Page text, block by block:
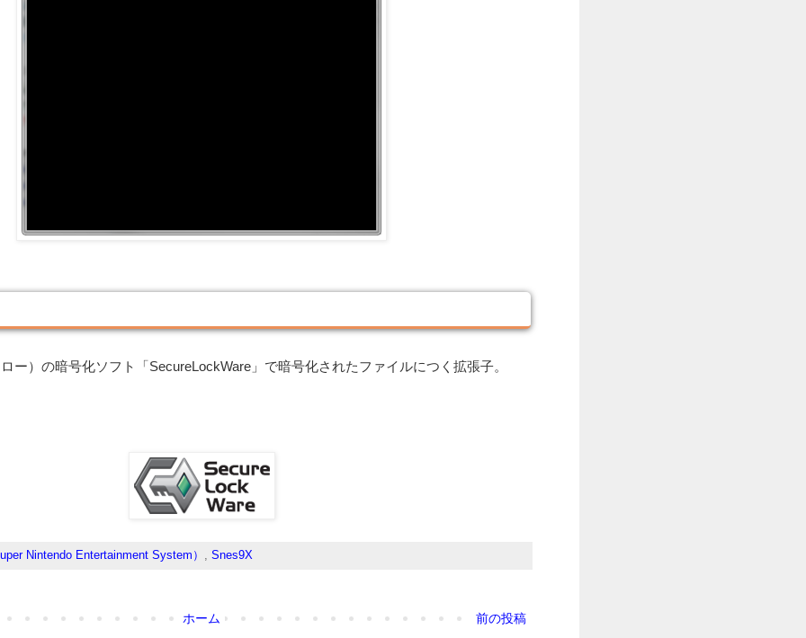
ー）の暗号化ソフト「SecureLockWare」で暗号化されたファイルにつく拡張子。
Nintendo Entertainment System） Snes9X
前の投稿
ホーム